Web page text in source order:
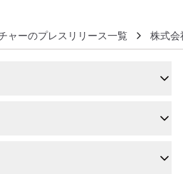
ャーのプレスリリース一覧 株式会